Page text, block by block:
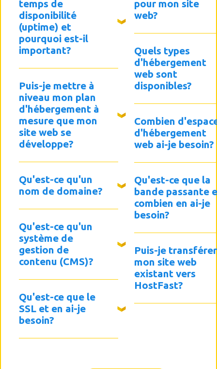
temps de
disponibilité
(uptime) et
pourquoi est-il
important?
Puis-je mettre à
niveau mon plan
d'hébergement à
mesure que mon
site web se
développe?
Qu'est-ce qu'un
nom de domaine?
Qu'est-ce qu'un
système de
gestion de
contenu (CMS)?
Qu'est-ce que le
SSL et en ai-je
besoin?
pour mon site
web?
Quels types
d'hébergement
web sont
disponibles?
Combien
d'hébergement
web ai-je besoin?
Qu'est-ce que la
bande passante
combien en ai-je
besoin?
Puis-je transférer
mon site web
existant vers
HostFast?